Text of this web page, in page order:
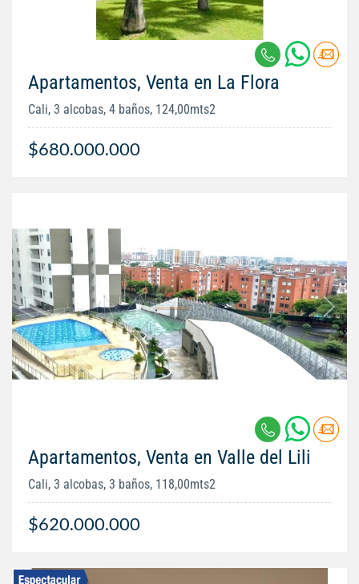
Apartamentos, Venta en La Flora
Cali, 3 alcobas, 4 baños, 124,00mts2
$680.000.000
Apartamentos, Venta en Valle del Lili
Cali, 3 alcobas, 3 baños, 118,00mts2
$620.000.000